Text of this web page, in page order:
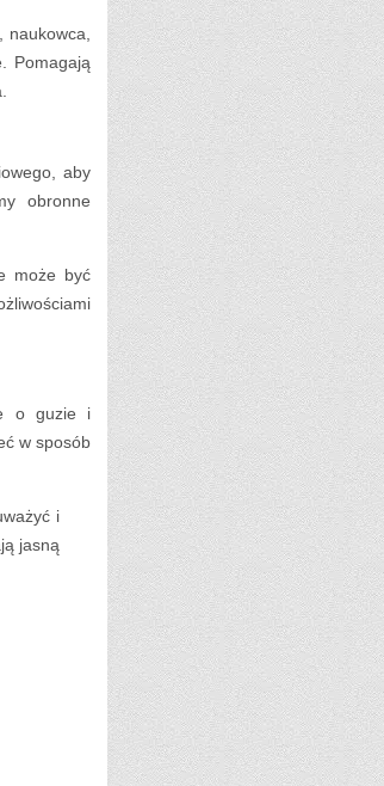
Pomagają
aby
obronne
może być
o guzie i
w sposób